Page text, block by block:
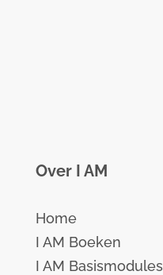
Over I AM
Home
I AM Boeken
I AM Basismodules